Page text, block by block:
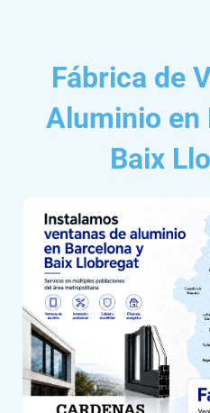
Fábrica de
Aluminio en
Baix